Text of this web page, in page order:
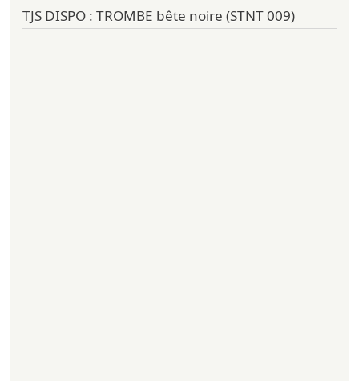
TJS DISPO : TROMBE bête noire (STNT 009)